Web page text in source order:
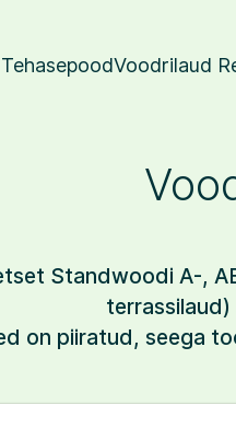
TehasepoodVoodrilaud
Standwoodi A-,
on piiratud, seega